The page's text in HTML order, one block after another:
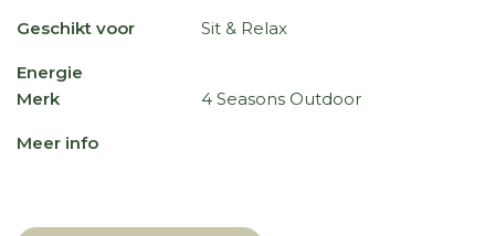
Geschikt voor Sit & Relax
Energie
Merk
4 Seasons Outdoor
Meer info